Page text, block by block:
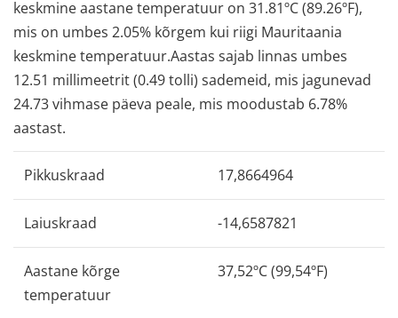
keskmine aastane temperatuur on 31.81ºC (89.26ºF),
mis on umbes 2.05% kõrgem kui riigi Mauritaania
keskmine temperatuur.Aastas sajab linnas umbes
12.51 millimeetrit (0.49 tolli) sademeid, mis jagunevad
24.73 vihmase päeva peale, mis moodustab 6.78%
aastast.
Pikkuskraad 17,8664964
Laiuskraad -14,6587821
Aastane kõrge
temperatuur
37,52ºC (99,54ºF)